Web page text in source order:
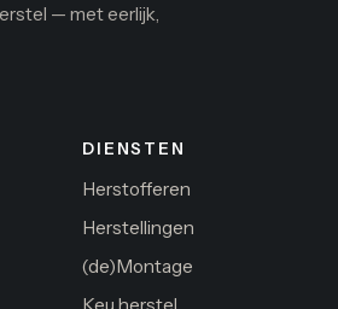
— met eerlijk,
DIENSTEN
Herstofferen
Herstellingen
(de)Montage